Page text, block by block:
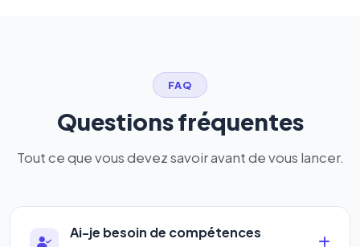
FAQ
Questions fréquentes
Tout ce que vous devez savoir avant de vous lancer.
Ai-je besoin de compétences